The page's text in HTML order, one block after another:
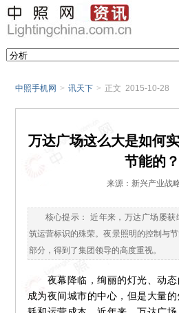
中照手机网 > 讯天下 > 正文 2015-10-28
万达广场这么大是如何
节能的？
来源：新兴产业战
核心提示： 近年来，万达广场屡
筑运营标识的殊荣。夜景照明的控制与
部分，得到了集团领导的高度重视。
夜幕降临，绚丽的灯光、动态
成为夜间城市的中心，但是大量